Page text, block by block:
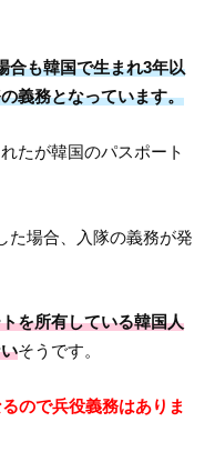
合も韓国で生まれ3年以
義務となっています。
たが韓国のパスポート
た場合、入隊の義務が発
を所有している韓国人
そうです。
ので兵役義務はありま